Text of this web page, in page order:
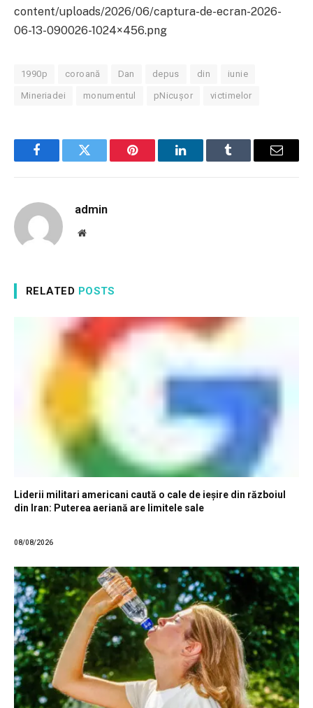
content/uploads/2026/06/captura-de-ecran-2026-
06-13-090026-1024×456.png
1990p coroană Dan depus din iunie
Mineriadei monumentul pNicuşor victimelor
FacebookTwitter Pinterest LinkedInTumblr Email
admin
Website
RELATED POSTS
Liderii militari americani caută o cale de ieșire din războiul
din Iran: Puterea aeriană are limitele sale
08/08/2026